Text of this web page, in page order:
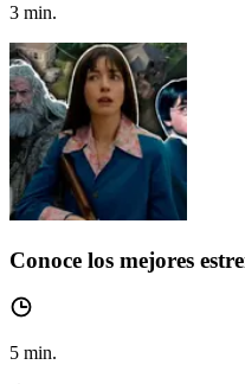
3 min.
Conoce los mejores
5 min.